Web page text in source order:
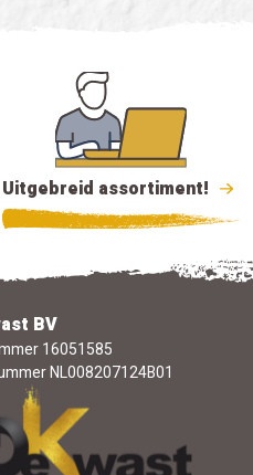
Uitgebreid assortiment!
BV
16051585
NL008207124B01